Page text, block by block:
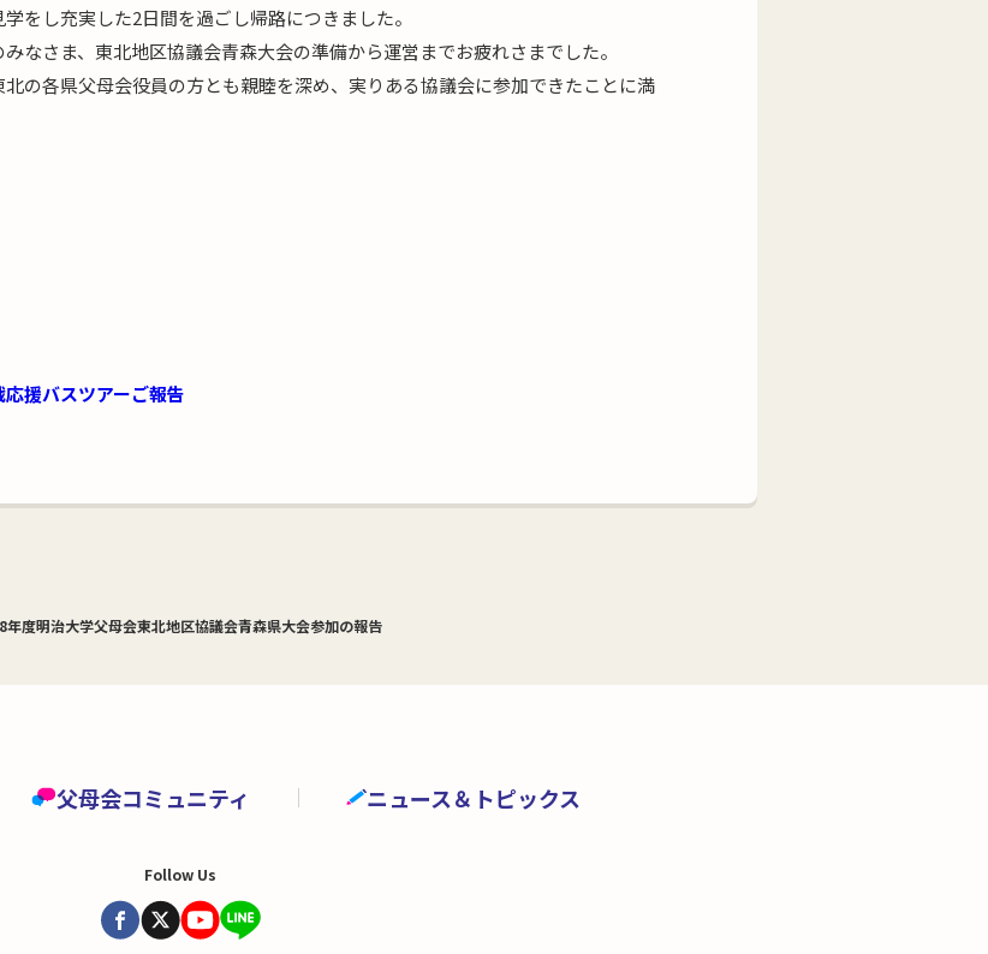
をし充実した2日間を過ごし帰路につきました。
なさま、東北地区協議会青森大会の準備から運営までお疲れさまでした。
の各県父母会役員の方とも親睦を深め、実りある協議会に参加できたことに満
援バスツアーご報告
年度明治大学父母会東北地区協議会青森県大会参加の報告
父母会コミュニティ ニュース＆トピックス
Follow Us